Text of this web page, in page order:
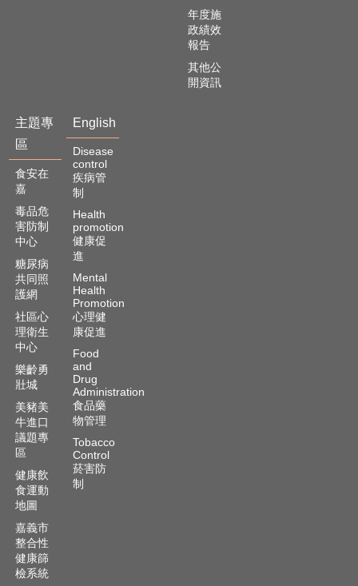
年度施
政績效
報告
其他公
開資訊
主題專
區
食安在
嘉
毒品危
害防制
中心
糖尿病
共同照
護網
社區心
理衛生
中心
樂齡勇
壯城
美豬美
牛進口
議題專
區
健康飲
食運動
地圖
嘉義市
整合性
健康篩
檢系統
English
Disease
control
疾病管
制
Health
promotion
健康促
進
Mental
Health
Promotion
心理健
康促進
Food
and
Drug
Administration
食品藥
物管理
Tobacco
Control
菸害防
制